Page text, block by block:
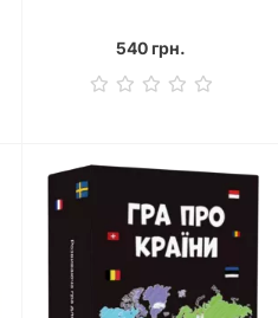
540 грн.